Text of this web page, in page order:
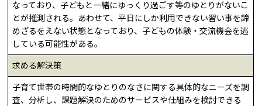
なっており、子どもと一緒にゆっくり過ごす等のゆとりがないこ
とが推測される。あわせて、平日にしか利用できない習い事を諦
めざるをえない状態となっており、子どもの体験・交流機会を逃
している可能性がある。
求める解決策
子育て世帯の時間的なゆとりのなさに関する具体的なニーズを調
査、分析し、課題解決のためのサービスや仕組みを検討できる